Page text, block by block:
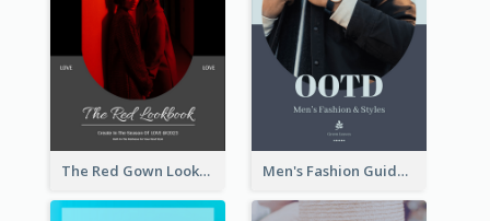
The Red Gown Lookbook Men's Fashion Guide Lookbook